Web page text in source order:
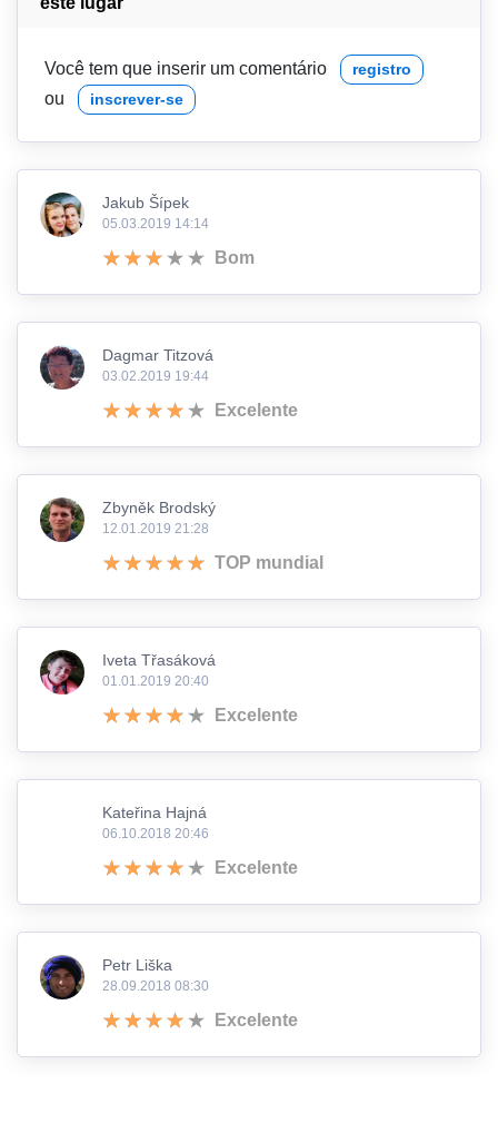
Você tem que inserir um comentário registro
ou inscrever-se
Jakub Šípek
05.03.2019 14:14
Bom
Dagmar Titzová
03.02.2019 19:44
Excelente
Zbyněk Brodský
12.01.2019 21:28
TOP mundial
Iveta Třasáková
01.01.2019 20:40
Excelente
Kateřina Hajná
06.10.2018 20:46
Excelente
Petr Liška
28.09.2018 08:30
Excelente